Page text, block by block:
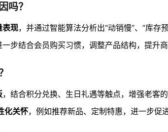
吗？
表现，并通过智能算法分析出“动销慢”、“库存
一步结合会员购买习惯，调整产品结构，提升商
，结合积分兑换、生日礼遇等触点，增强老客
化关怀，例如推荐新品、定制特惠，进一步促